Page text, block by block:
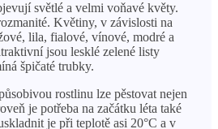
světlé a velmi voňavé květy.
Květiny, v závislosti na
lila, fialové, vínové, modré a
jsou lesklé zelené listy
špičaté trubky.
rostlinu lze pěstovat nejen
je potřeba na začátku léta také
je při teplotě asi 20°C a v